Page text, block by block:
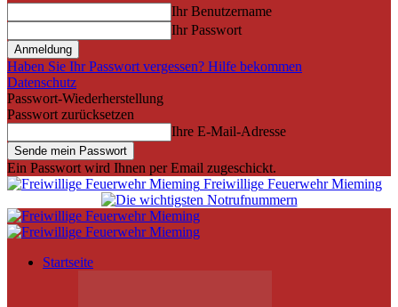
Ihr Benutzername
Ihr Passwort
Haben Sie Ihr Passwort vergessen? Hilfe bekommen
Datenschutz
Passwort-Wiederherstellung
Passwort zurücksetzen
Ihre E-Mail-Adresse
Ein Passwort wird Ihnen per Email zugeschickt.
Freiwillige Feuerwehr Mieming
Startseite